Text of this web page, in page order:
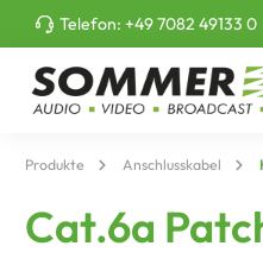
springen Zur Hauptnavigation
Telefon: +49 7082 49133 0
Produkte Anschlusskabel
Cat.6a